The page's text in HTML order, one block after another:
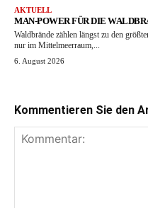
AKTUELL
MAN-POWER FÜR DIE
Waldbrände zählen längst zu den
nur im Mittelmeerraum,...
6. August 2026
Kommentieren Sie den